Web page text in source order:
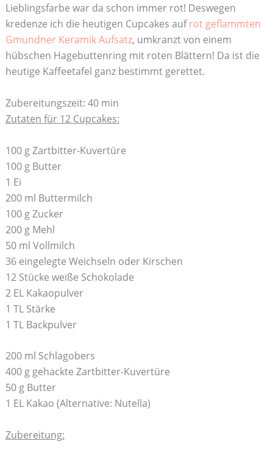
Lieblingsfarbe war da schon immer rot! Deswegen
kredenze ich die heutigen Cupcakes aufrot geflammten
Gmundner Keramik Aufsatz, umkranzt von einem
hübschen Hagebuttenring mit roten Blättern! Da ist die
heutige Kaffeetafel ganz bestimmt gerettet.
Zubereitungszeit: 40 min
Zutaten für 12 Cupcakes:
100 g Zartbitter-Kuvertüre
100 g Butter
1 Ei
200 ml Buttermilch
100 g Zucker
200 g Mehl
50 ml Vollmilch
36 eingelegte Weichseln oder Kirschen
12 Stücke weiße Schokolade
2 EL Kakaopulver
1 TL Stärke
1 TL Backpulver
200 ml Schlagobers
400 g gehackte Zartbitter-Kuvertüre
50 g Butter
1 EL Kakao (Alternative: Nutella)
Zubereitung: